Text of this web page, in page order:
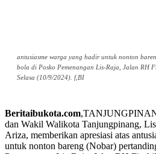
antusiasme warga yang hadir untuk nonton
bola di Posko Pemenangan Lis-Raja, Jalan RH
Selasa (10/9/2024). f,BI
Beritaibukota.com
dan Wakil Walikota Tanjungpinang,
Ariza, memberikan apresiasi atas
untuk nonton bareng (Nobar)